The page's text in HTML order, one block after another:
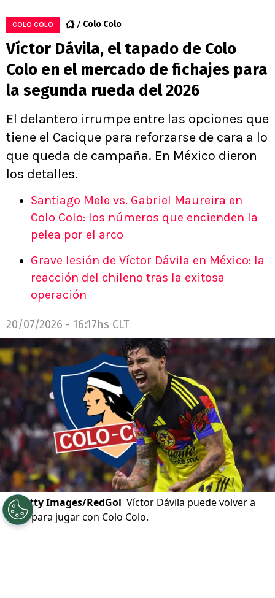
COLO COLO Colo Colo
Víctor Dávila, el tapado de Colo
Colo en el mercado de fichajes para
la segunda rueda del 2026
El delantero irrumpe entre las opciones que
tiene el Cacique para reforzarse de cara a lo
que queda de campaña. En México dieron
los detalles.
Santiago Mele vs. Gabriel Maureira en
Colo Colo: los números que encienden la
pelea por el arco
Grave lesión de Víctor Dávila en México: la
reacción del chileno tras la exitosa
operación
20/07/2026 - 16:17hs CLT
©Getty Images/RedGol Víctor Dávila puede volver a
Chile para jugar con Colo Colo.